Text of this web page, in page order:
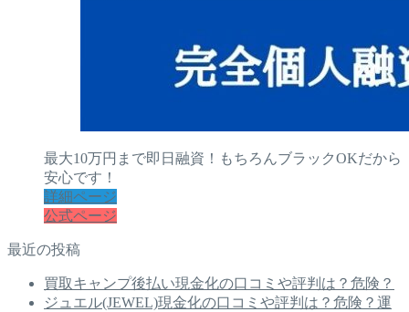
最大10万円まで即日融資！もちろんブラックOKだから
安心です！
詳細ページ
公式ページ
最近の投稿
買取キャンプ後払い現金化の口コミや評判は？危険？
ジュエル(JEWEL)現金化の口コミや評判は？危険？運